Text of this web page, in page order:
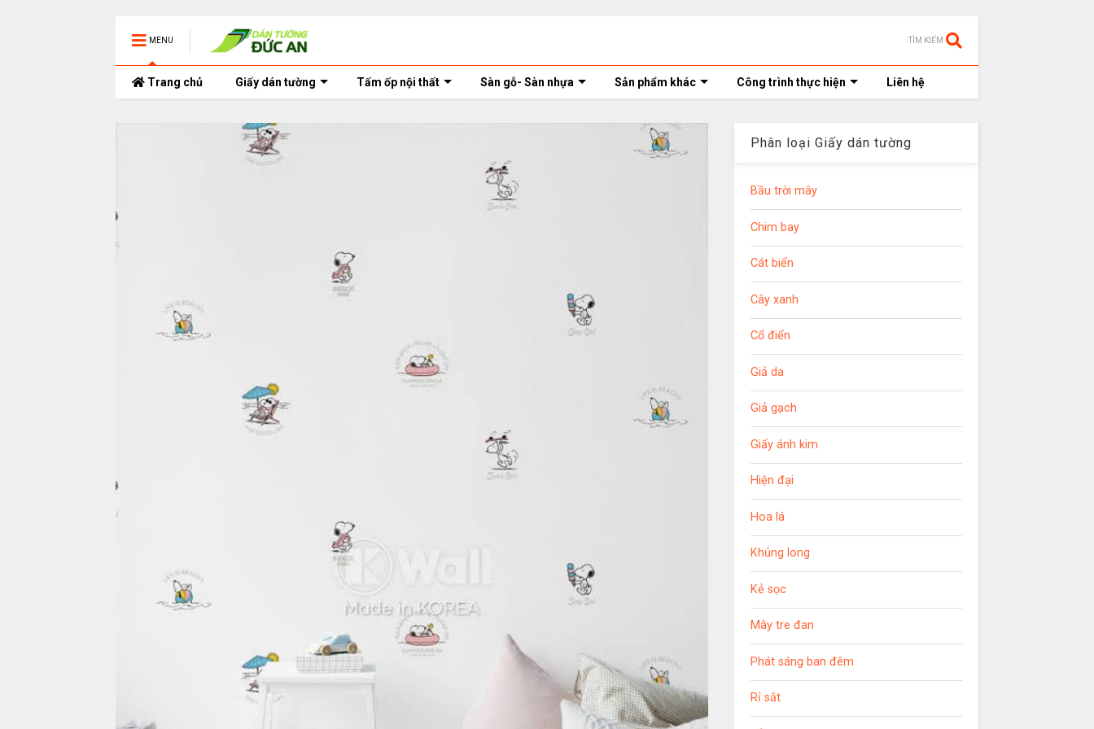
MENU TÌM KIẾM
Trang chủ Giấy dán tường Tấm ốp nội thất Sàn gỗ- Sàn nhựa Sản phẩm khác Công trình thực hiện Liên hệ
Phân loại Giấy dán tường
Bầu trời mây
Chim bay
Cát biển
Cây xanh
Cổ điển
Giả da
Giả gạch
Giấy ánh kim
Hiện đại
Hoa lá
Khủng long
Kẻ sọc
Mây tre đan
Phát sáng ban đêm
Rỉ sắt